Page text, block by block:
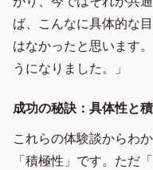
ば、こんなに具体的な
はなかったと思います
うになりました。」
成功の秘訣：具体性と
これらの体験談からわ
「積極性」です。ただ